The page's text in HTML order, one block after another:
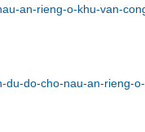
an-rieng-o-khu-van-
du-do-cho-nau-an-rieng-